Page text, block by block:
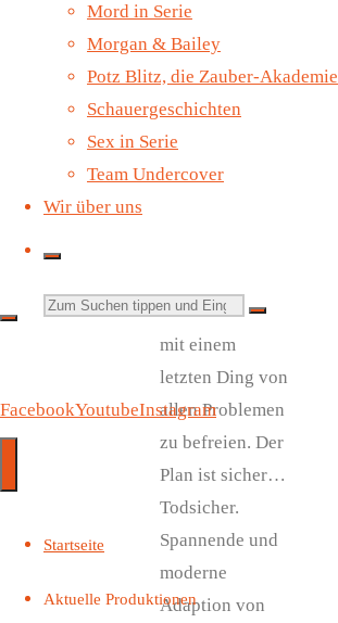
Mord in Serie
Morgan & Bailey
Potz Blitz, die Zauber-Akademie
Schauergeschichten
Sex in Serie
Team Undercover
Wir über uns
Suchen
FacebookYoutubeInstagram
Startseite
Aktuelle Produktionen
Erlkönig
Wer reitet so
spät durch
Nacht und
Wind? Mike und
gefunden, sich
mit einem
letzten Ding von
allen Problemen
zu befreien. Der
Plan ist sicher…
Todsicher.
Spannende und
moderne
Adaption von